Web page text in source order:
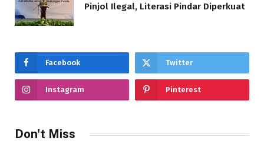
Pinjol Ilegal, Literasi Pindar Diperkuat
Facebook Twitter
Instagram Pinterest
Don't Miss